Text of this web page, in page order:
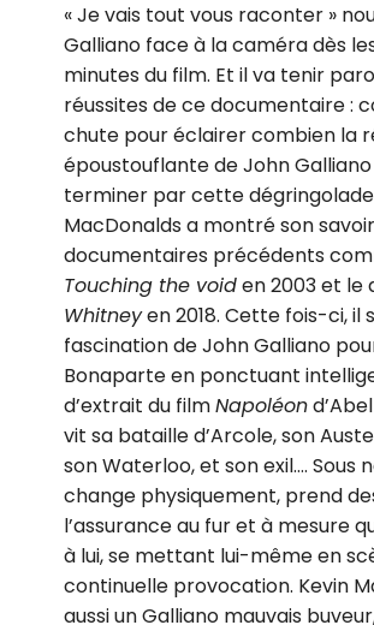
« Je vais tout vous raconter »
Galliano face à la caméra dès
minutes du film. Et il va tenir
réussites de ce documentaire :
chute pour éclairer combien la
époustouflante de John
terminer par cette
MacDonalds a montré son
documentaires précédents
Touching the voiden 2003 et le
Whitneyen 2018. Cette fois-ci, il
fascination de John Galliano
Bonaparte en ponctuant
d’extrait du filmNapoléon
vit sa bataille d’Arcole, son
son Waterloo, et son exil…. Sous
change physiquement, prend
l’assurance au fur et à mesure
à lui, se mettant lui-même en
continuelle provocation. Kevin
aussi un Galliano mauvais